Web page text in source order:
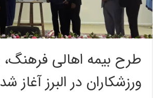
طرح بیمه اهالی فرهنگ،
ورزشکاران‌ در البرز آغاز شد